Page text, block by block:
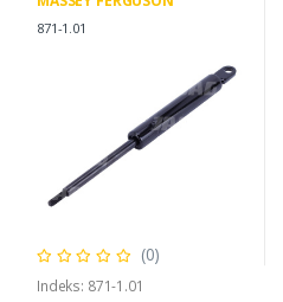
871-1.01
(0)
Indeks: 871-1.01